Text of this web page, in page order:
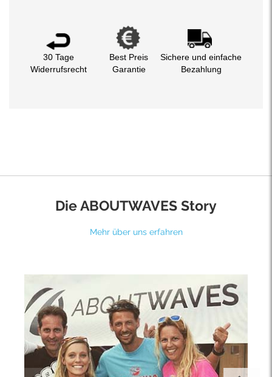
30 Tage
Widerrufsrecht
Best Preis
Garantie
Sichere und einfache
Bezahlung
Die ABOUTWAVES Story
Mehr über uns erfahren